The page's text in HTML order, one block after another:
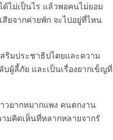
ด้ไม่เป็นไร แล้วพอคนไม่ยอม
สียจากค่ายพัก จะไปอยู่ที่ไหน
ริมประชาธิปไตยและความ
บผู้ลี้ภัย และเป็นเรื่องยากเข็ญที่
วยากหมากแพง คนตกงาน
ามคิดเห็นที่หลากหลายจากรั